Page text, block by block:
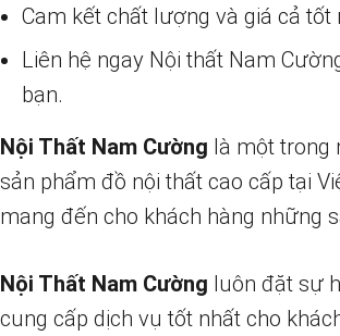
Cam kết chất lượng và giá cả tốt
Liên hệ ngay Nội thất Nam
bạn.
Nội Thất Nam Cường là một trong
sản phẩm đồ nội thất cao cấp tại
mang đến cho khách hàng những
Nội Thất Nam Cường luôn đặt sự
cung cấp dịch vụ tốt nhất cho